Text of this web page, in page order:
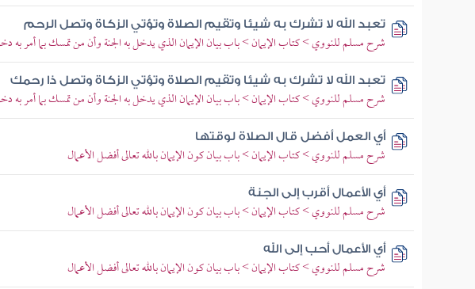
تعبد الله لا تشرك به شيئا وتقيم الصلاة وتؤتي الزكاة وتصل الرحم
شرح مسلم للنووي > كتاب الإيمان > باب بيان الإيمان الذي يدخل به الجنة وأن من تمسك بما أمر به
تعبد الله لا تشرك به شيئا وتقيم الصلاة وتؤتي الزكاة وتصل ذا رحمك
شرح مسلم للنووي > كتاب الإيمان > باب بيان الإيمان الذي يدخل به الجنة وأن من تمسك بما أمر به
أي العمل أفضل قال الصلاة لوقتها
شرح مسلم للنووي > كتاب الإيمان > باب بيان كون الإيمان بالله تعالى أفضل الأعمال
أي الأعمال أقرب إلى الجنة
شرح مسلم للنووي > كتاب الإيمان > باب بيان كون الإيمان بالله تعالى أفضل الأعمال
أي الأعمال أحب إلى الله
شرح مسلم للنووي > كتاب الإيمان > باب بيان كون الإيمان بالله تعالى أفضل الأعمال